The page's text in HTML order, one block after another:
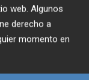
y
web. Algunos
derecho a
momento en